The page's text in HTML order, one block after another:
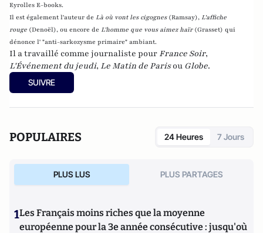
Eyrolles E-books.
Il est également l'auteur de Là où vont les cigognes (Ramsay), L'affiche
rouge (Denoël), ou encore de L'homme que vous aimez haïr (Grasset) qui
dénonce l' "anti-sarkozysme primaire" ambiant.
Il a travaillé comme journaliste pour France Soir,
L'Événement du jeudi, Le Matin de Parisou Globe.
SUIVRE
POPULAIRES 24 Heures 7 Jours
PLUS LUS PLUS PARTAGES
1Les Français moins riches que la moyenne
européenne pour la 3e année consécutive : jusqu'où